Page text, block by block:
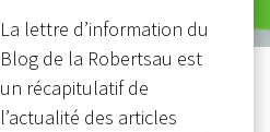
La lettre d’information du
Blog de la Robertsau est
un récapitulatif de
l’actualité des articles